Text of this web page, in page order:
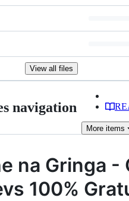
View all files
navigation
More items
na Gringa -
100%